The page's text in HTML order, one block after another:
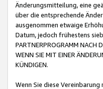
Änderungsmitteilung, eine
über die entsprechende
ausgenommen etwaige
Datum, jedoch frühestens
PARTNERPROGRAMM NACH
WENN SIE MIT EINER
KÜNDIGEN.
Wenn Sie diese